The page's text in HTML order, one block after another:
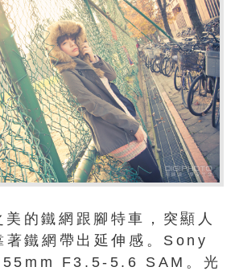
的鐵網跟腳特車，突顯人
著鐵網帶出延伸感。Sony
F3.5-5.6 SAM。光